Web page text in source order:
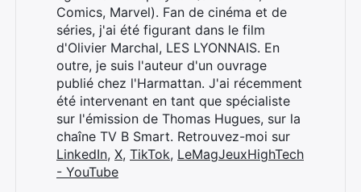
Comics, Marvel). Fan de cinéma et de
séries, j'ai été figurant dans le film
d'Olivier Marchal, LES LYONNAIS. En
outre, je suis l'auteur d'un ouvrage
publié chez l'Harmattan. J'ai récemment
été intervenant en tant que spécialiste
sur l'émission de Thomas Hugues, sur la
chaîne TV B Smart. Retrouvez-moi sur
LinkedIn, X, TikTok, LeMagJeuxHighTech
- YouTube